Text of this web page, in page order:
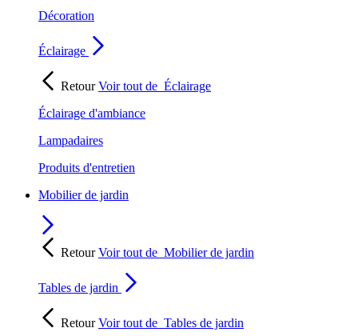
Décoration
Éclairage
RetourVoir tout de Éclairage
Éclairage d'ambiance
Lampadaires
Produits d'entretien
Mobilier de jardin
RetourVoir tout de Mobilier de jardin
Tables de jardin
RetourVoir tout de Tables de jardin